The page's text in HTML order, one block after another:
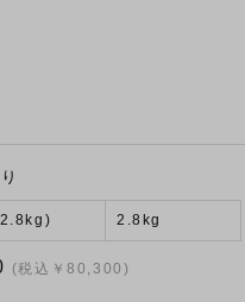
2.8kg
(税込￥80,300)